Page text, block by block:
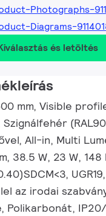
Photographs-
Diagrams-
és letöltés
mm, Visible
Szignálfehér
All-in, Multi
38.5 W, 23 W,
az irodai
Polikarbonát,